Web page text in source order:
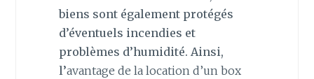
biens sont également protégés
d’éventuels incendies et
problèmes d’humidité. Ainsi,
l’avantage de la location d’un box